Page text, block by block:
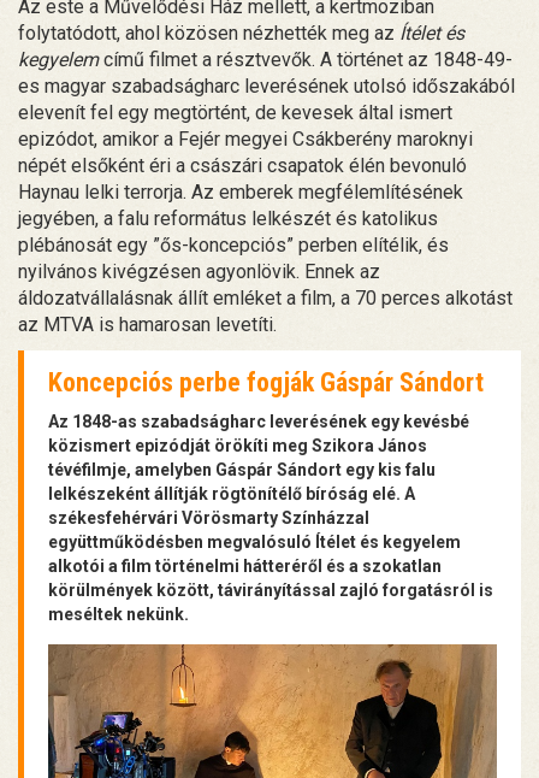
Az este a Művelődési Ház mellett, a kertmoziban
folytatódott, ahol közösen nézhették meg az Ítélet és
kegyelemcímű filmet a résztvevők. A történet az 1848-49-
es magyar szabadságharc leverésének utolsó időszakából
elevenít fel egy megtörtént, de kevesek által ismert
epizódot, amikor a Fejér megyei Csákberény maroknyi
népét elsőként éri a császári csapatok élén bevonuló
Haynau lelki terrorja. Az emberek megfélemlítésének
jegyében, a falu református lelkészét és katolikus
plébánosát egy ”ős-koncepciós” perben elítélik, és
nyilvános kivégzésen agyonlövik. Ennek az
áldozatvállalásnak állít emléket a film, a 70 perces alkotást
az MTVA is hamarosan levetíti.
Koncepciós perbe fogják Gáspár Sándort
Az 1848-as szabadságharc leverésének egy kevésbé
közismert epizódját örökíti meg Szikora János
tévéfilmje, amelyben Gáspár Sándort egy kis falu
lelkészeként állítják rögtönítélő bíróság elé. A
székesfehérvári Vörösmarty Színházzal
együttműködésben megvalósuló Ítélet és kegyelem
alkotói a film történelmi hátteréről és a szokatlan
körülmények között, távirányítással zajló forgatásról is
meséltek nekünk.